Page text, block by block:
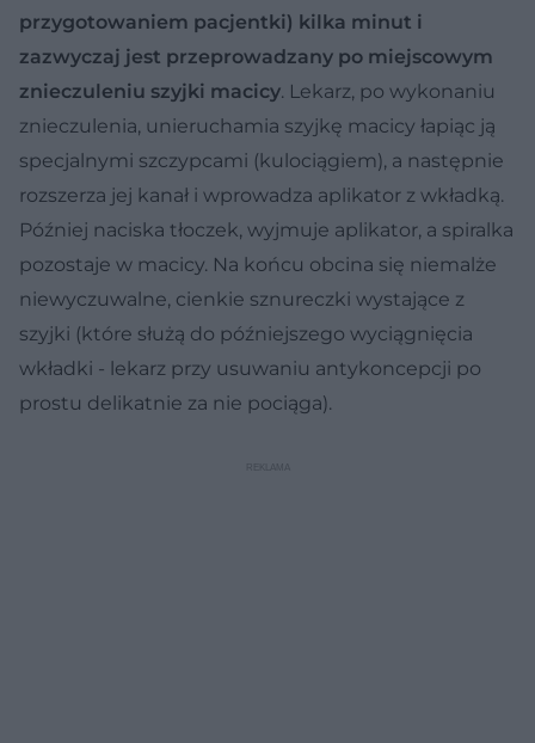
przygotowaniem pacjentki) kilka minut i
zazwyczaj jest przeprowadzany po miejscowym
znieczuleniu szyjki macicy. Lekarz, po wykonaniu
znieczulenia, unieruchamia szyjkę macicy łapiąc ją
specjalnymi szczypcami (kulociągiem), a następnie
rozszerza jej kanał i wprowadza aplikator z wkładką.
Później naciska tłoczek, wyjmuje aplikator, a spiralka
pozostaje w macicy. Na końcu obcina się niemalże
niewyczuwalne, cienkie sznureczki wystające z
szyjki (które służą do późniejszego wyciągnięcia
wkładki - lekarz przy usuwaniu antykoncepcji po
prostu delikatnie za nie pociąga).